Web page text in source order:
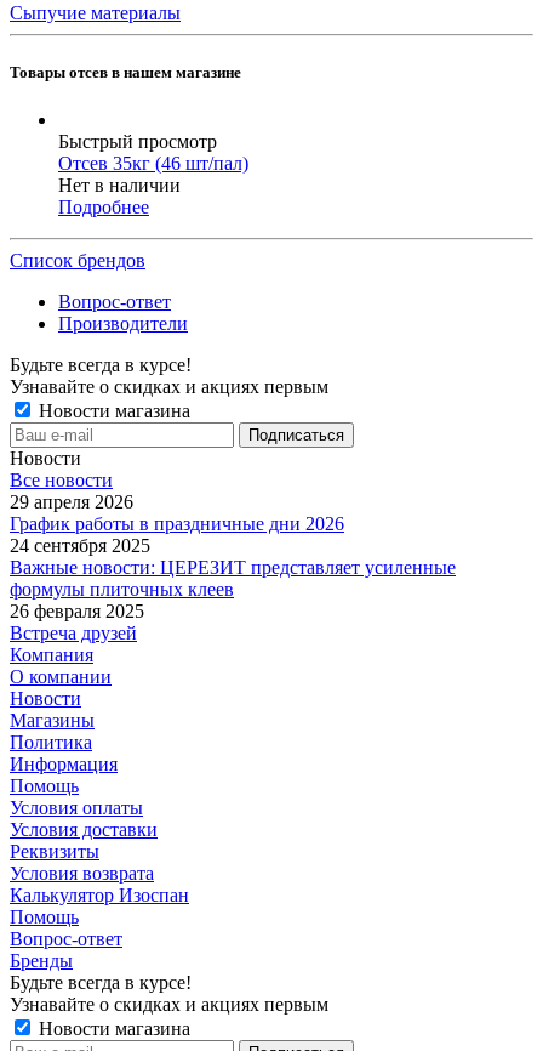
Сыпучие материалы
Товары отсев в нашем магазине
Быстрый просмотр
Отсев 35кг (46 шт/пал)
Нет в наличии
Подробнее
Список брендов
Вопрос-ответ
Производители
Будьте всегда в курсе!
Узнавайте о скидках и акциях первым
Новости магазина
Новости
Все новости
29 апреля 2026
График работы в праздничные дни 2026
24 сентября 2025
Важные новости: ЦЕРЕЗИТ представляет усиленные
формулы плиточных клеев
26 февраля 2025
Встреча друзей
Компания
О компании
Новости
Магазины
Политика
Информация
Помощь
Условия оплаты
Условия доставки
Реквизиты
Условия возврата
Калькулятор Изоспан
Помощь
Вопрос-ответ
Бренды
Будьте всегда в курсе!
Узнавайте о скидках и акциях первым
Новости магазина